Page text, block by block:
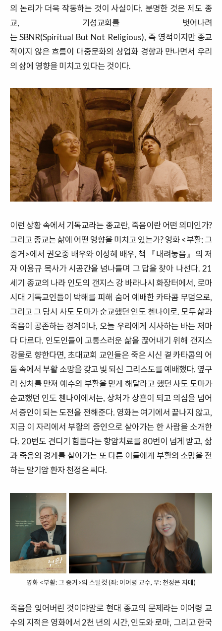
의 논리가 더욱 작동하는 것이 사실이다. 분명한 것은 제도 종
교, 기성교회를 벗어나려
는 SBNR(Spiritual But Not Religious), 즉 영적이지만 종교
적이지 않은 흐름이 대중문화의 상업화 경향과 만나면서 우리
의 삶에 영향을 미치고 있다는 것이다.
이런 상황 속에서 기독교라는 종교란, 죽음이란 어떤 의미인가?
그리고 종교는 삶에 어떤 영향을 미치고 있는가? 영화 <부활: 그
증거>에서 권오중 배우와 이성혜 배우, 책 『내려놓음』의 저
자 이용규 목사가 시공간을 넘나들며 그 답을 찾아 나선다. 21
세기 종교의 나라 인도의 갠지스 강 바라나시 화장터에서, 로마
시대 기독교인들이 박해를 피해 숨어 예배한 카타콤 무덤으로,
그리고 그 당시 사도 도마가 순교했던 인도 첸나이로. 모두 삶과
죽음이 공존하는 경계이나, 오늘 우리에게 시사하는 바는 저마
다 다르다. 인도인들이 고통스러운 삶을 끊어내기 위해 갠지스
강물로 향한다면, 초대교회 교인들은 죽은 시신 곁 카타콤의 어
둠 속에서 부활 소망을 갖고 빛 되신 그리스도를 예배했다. 옆구
리 상처를 만져 예수의 부활을 믿게 해달라고 했던 사도 도마가
순교했던 인도 첸나이에서는, 상처가 상흔이 되고 의심을 넘어
서 증인이 되는 도전을 전해준다. 영화는 여기에서 끝나지 않고,
지금 이 자리에서 부활의 증인으로 살아가는 한 사람을 소개한
다. 20번도 견디기 힘들다는 항암치료를 80번이 넘게 받고, 삶
과 죽음의 경계를 살아가는 또 다른 이들에게 부활의 소망을 전
하는 말기암 환자 천정은 씨다.
영화 <부활: 그 증거>의 스틸컷 (좌: 이어령 교수, 우: 천정은 자매)
죽음을 잊어버린 것이야말로 현대 종교의 문제라는 이어령 교
수의 지적은 영화에서 2천 년의 시간, 인도와 로마, 그리고 한국